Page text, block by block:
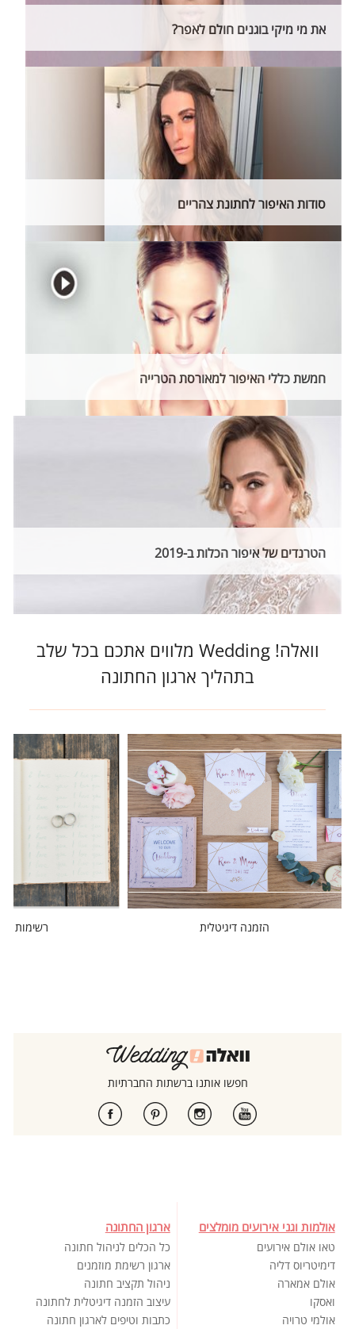
את מי מיקי בוגנים חולם לאפר?
סודות האיפור לחתונת צהריים
חמשת כללי האיפור למאורסת הטרייה
הטרנדים של איפור הכלות ב-2019
וואלה! Wedding מלווים אתכם בכל שלב
בתהליך ארגון החתונה
הזמנה דיגיטלית רשימות
חפשו אותנו ברשתות החברתיות
אולמות וגני אירועים מומלצים
טאו אולם אירועים
דימיטריוס דליה
אולם אמארה
ואסקו
אולמי טרויה
ארגון החתונה
כל הכלים לניהול חתונה
ארגון רשימת מוזמנים
ניהול תקציב חתונה
עיצוב הזמנה דיגיטלית לחתונה
כתבות וטיפים לארגון חתונה